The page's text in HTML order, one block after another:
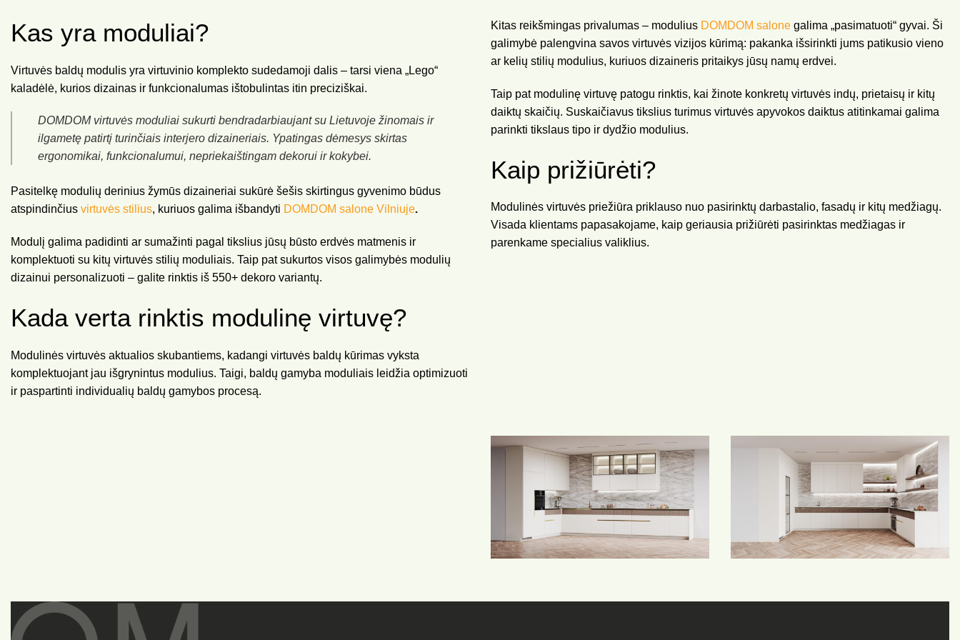
Kas yra moduliai?
Virtuvės baldų modulis yra virtuvinio komplekto sudedamoji dalis – tarsi viena „Lego“
kaladėlė, kurios dizainas ir funkcionalumas ištobulintas itin preciziškai.
DOMDOM virtuvės moduliai sukurti bendradarbiaujant su Lietuvoje žinomais ir
ilgametę patirtį turinčiais interjero dizaineriais. Ypatingas dėmesys skirtas
ergonomikai, funkcionalumui, nepriekaištingam dekorui ir kokybei.
Pasitelkę modulių derinius žymūs dizaineriai sukūrė šešis skirtingus gyvenimo būdus
atspindinčius virtuvės stilius, kuriuos galima išbandyti DOMDOM salone Vilniuje.
Modulį galima padidinti ar sumažinti pagal tikslius jūsų būsto erdvės matmenis ir
komplektuoti su kitų virtuvės stilių moduliais. Taip pat sukurtos visos galimybės modulių
dizainui personalizuoti – galite rinktis iš 550+ dekoro variantų.
Kada verta rinktis modulinę virtuvę?
Modulinės virtuvės aktualios skubantiems, kadangi virtuvės baldų kūrimas vyksta
komplektuojant jau išgrynintus modulius. Taigi, baldų gamyba moduliais leidžia optimizuoti
ir paspartinti individualių baldų gamybos procesą.
Kitas reikšmingas privalumas – modulius DOMDOM salone galima „pasimatuoti“ gyvai. Ši
galimybė palengvina savos virtuvės vizijos kūrimą: pakanka išsirinkti jums patikusio vieno
ar kelių stilių modulius, kuriuos dizaineris pritaikys jūsų namų erdvei.
Taip pat modulinę virtuvę patogu rinktis, kai žinote konkretų virtuvės indų, prietaisų ir kitų
daiktų skaičių. Suskaičiavus tikslius turimus virtuvės apyvokos daiktus atitinkamai galima
parinkti tikslaus tipo ir dydžio modulius.
Kaip prižiūrėti?
Modulinės virtuvės priežiūra priklauso nuo pasirinktų darbastalio, fasadų ir kitų medžiagų.
Visada klientams papasakojame, kaip geriausia prižiūrėti pasirinktas medžiagas ir
parenkame specialius valiklius.